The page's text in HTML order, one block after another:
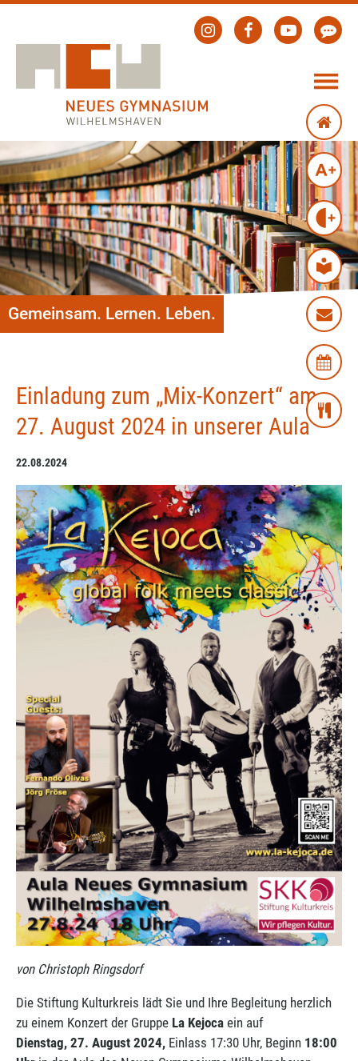
Gemeinsam. Lernen. Leben.
Einladung zum „Mix-Konzert“ am
27. August 2024 in unserer Aula
22.08.2024
von Christoph Ringsdorf
Die Stiftung Kulturkreis lädt Sie und Ihre Begleitung herzlich
zu einem Konzert der Gruppe La Kejoca ein auf
Dienstag, 27. August 2024, Einlass 17:30 Uhr, Beginn 18:00